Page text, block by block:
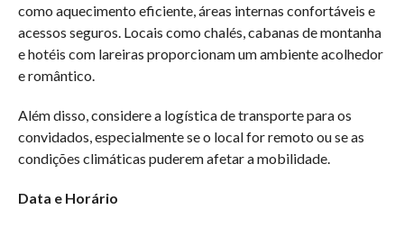
como aquecimento eficiente, áreas internas confortáveis e
acessos seguros. Locais como chalés, cabanas de montanha
e hotéis com lareiras proporcionam um ambiente acolhedor
e romântico.
Além disso, considere a logística de transporte para os
convidados, especialmente se o local for remoto ou se as
condições climáticas puderem afetar a mobilidade.
Data e Horário